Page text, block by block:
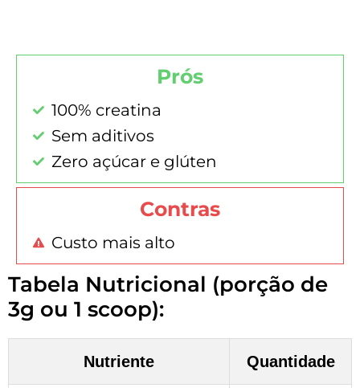
Prós
100% creatina
Sem aditivos
Zero açúcar e glúten
Contras
Custo mais alto
Tabela Nutricional (porção de
3g ou 1 scoop):
Nutriente Quantidade